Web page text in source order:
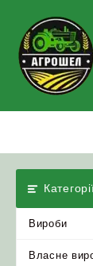
content
Вироби
Власне